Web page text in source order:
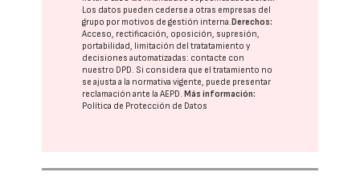
Los datos pueden cederse a otras empresas del
grupo por motivos de gestión interna.Derechos:
Acceso, rectificación, oposición, supresión,
portabilidad, limitación del tratatamiento y
decisiones automatizadas: contacte con
nuestro DPD . Si considera que el tratamiento no
se ajusta a la normativa vigente, puede presentar
reclamación ante laAEPD .Más información:
Política de Protección de Datos